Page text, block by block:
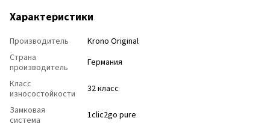
Характеристики
Производитель
Krono Original
Страна
производитель
Германия
Класс
износостойкости
32 класс
Замковая
система
1clic2go pure